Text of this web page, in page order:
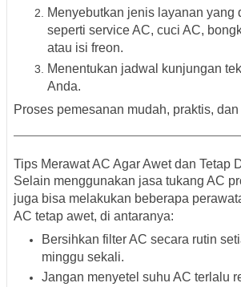
Menyebutkan jenis layanan yang
seperti service AC, cuci AC,
atau isi freon.
Menentukan jadwal kunjungan
Anda.
Proses pemesanan mudah, praktis,
Tips Merawat AC Agar Awet dan Tetap
Selain menggunakan jasa tukang AC
juga bisa melakukan beberapa
AC tetap awet, di antaranya:
Bersihkan filter AC secara rutin
minggu sekali.
Jangan menyetel suhu AC terlalu